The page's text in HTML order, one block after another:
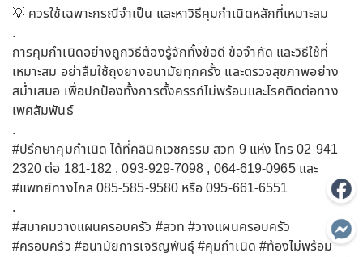
💡 ควรใช้เฉพาะกรณีจำเป็น และหาวิธีคุมกำเนิดหลักที่เหมาะสม
.
การคุมกำเนิดอย่างถูกวิธีต้องรู้จักทั้งข้อดี ข้อจำกัด และวิธีใช้ที่
เหมาะสม อย่าลืมใช้ถุงยางอนามัยทุกครั้ง และตรวจสุขภาพอย่าง
สม่ำเสมอ เพื่อปกป้องทั้งการตั้งครรภ์ไม่พร้อมและโรคติดต่อทาง
เพศสัมพันธ์
.
#ปรึกษาคุมกำเนิด ได้ที่คลินิกเวชกรรม สวท 9 แห่ง โทร 02-941-
2320 ต่อ 181-182 , 093-929-7098 , 064-619-0965 และ
#แพทย์ทางไกล 085-585-9580 หรือ 095-661-6551
.
#สมาคมวางแผนครอบครัว #สวท #วางแผนครอบครัว
#ครอบครัว #อนามัยการเจริญพันธ์ุ#คุมกำเนิด #ท้องไม่พร้อม